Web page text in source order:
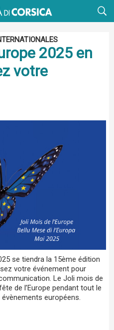
2025 en
votre
votre événement pour
Le Joli mois de
de l’Europe pendant tout le
européens.